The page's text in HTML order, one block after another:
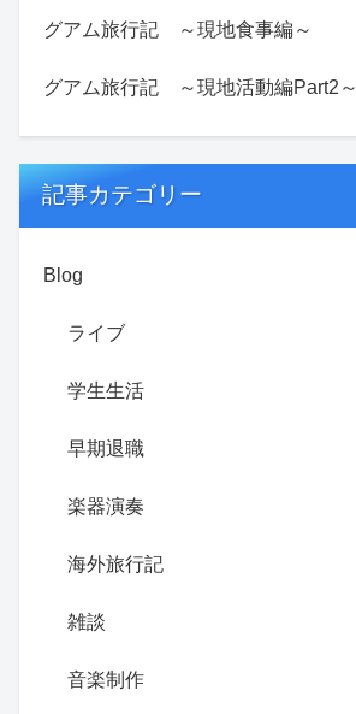
グアム旅行記 ～現地食事編～
グアム旅行記 ～現地活動編Part2～
記事カテゴリー
Blog
ライブ
学生生活
早期退職
楽器演奏
海外旅行記
雑談
音楽制作